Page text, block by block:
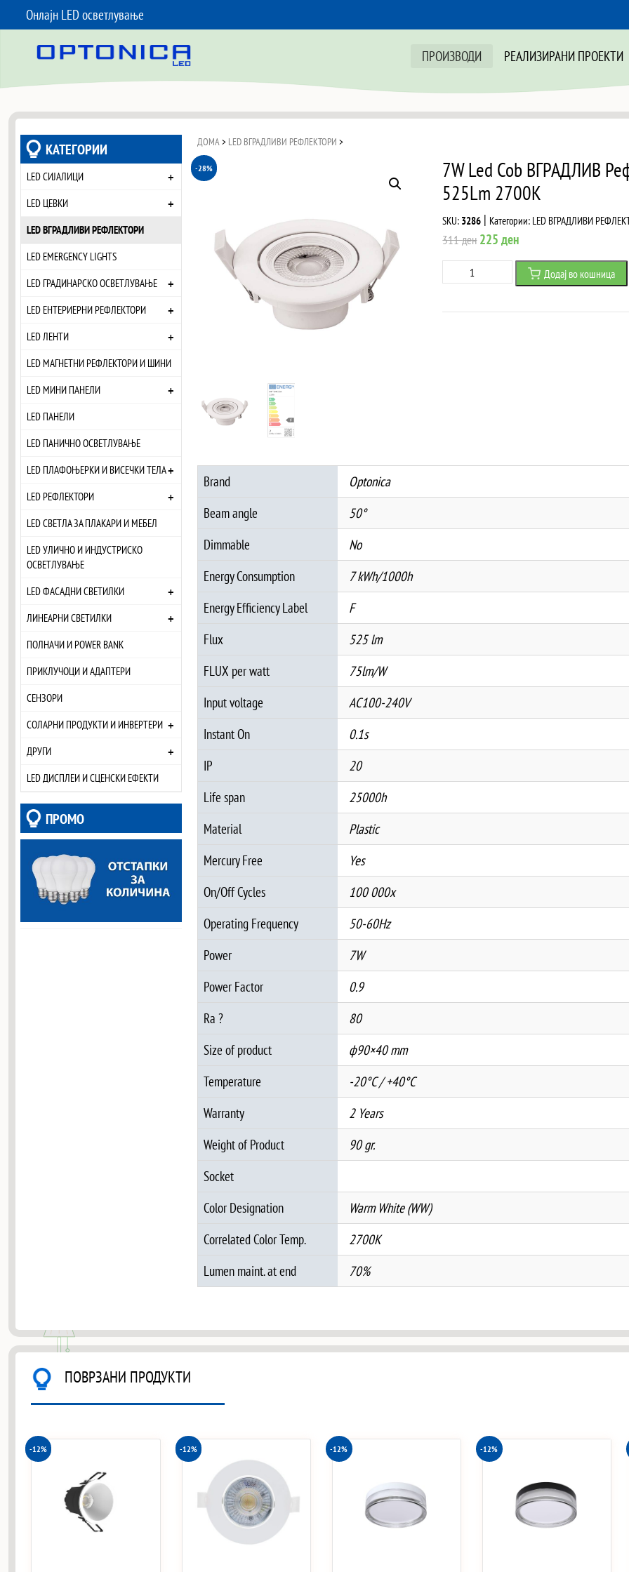
Онлајн LED осветлување
ПРОИЗВОДИ
РЕАЛИЗИРАНИ ПРОЕКТИ
КАТЕГОРИИ
LED СИЈАЛИЦИ +
LED ЦЕВКИ +
LED ВГРАДЛИВИ РЕФЛЕКТОРИ
LED EMERGENCY LIGHTS
LED ГРАДИНАРСКО ОСВЕТЛУВАЊЕ
+
LED ЕНТЕРИЕРНИ РЕФЛЕКТОРИ +
LED ЛЕНТИ +
LED МАГНЕТНИ РЕФЛЕКТОРИ И ШИНИ
LED МИНИ ПАНЕЛИ
+
LED ПАНЕЛИ
LED ПАНИЧНО ОСВЕТЛУВАЊЕ
LED ПЛАФОЊЕРКИ И ВИСЕЧКИ ТЕЛА+
LED РЕФЛЕКТОРИ +
LED СВЕТЛА ЗА ПЛАКАРИ И МЕБЕЛ
LED УЛИЧНО И ИНДУСТРИСКО
ОСВЕТЛУВАЊЕ
LED ФАСАДНИ СВЕТИЛКИ
+
ЛИНЕАРНИ СВЕТИЛКИ +
ПОЛНАЧИ И POWER BANK
ПРИКЛУЧОЦИ И АДАПТЕРИ
СЕНЗОРИ
СОЛАРНИ ПРОДУКТИ И ИНВЕРТЕРИ +
ДРУГИ +
LED ДИСПЛЕИ И СЦЕНСКИ ЕФЕКТИ
ПРОМО
ДОМА > LED ВГРАДЛИВИ РЕФЛЕКТОРИ >
-28%
7W Led Cob ВГРАДЛИВ
525Lm 2700K
SKU: 3286 | Категории: LED ВГРАДЛИВИ
311ден Original
price
225денCurrent
price
Led
Cob
2700K
Додај во кошница
Brand
Optonica
Beam angle
50°
Dimmable
No
Energy Consumption
7 kWh/1000h
Energy Efficiency Label
F
Flux
525 lm
FLUX per watt
75lm/W
Input voltage
AC100-240V
Instant On
0.1s
IP
20
Life span
25000h
Material
Plastic
Mercury Free
Yes
On/Off Cycles
100 000x
Operating Frequency
50-60Hz
Power
7W
Power Factor
0.9
Ra ?
80
Size of product
ф90×40 mm
Temperature
-20°C / +40°C
Warranty
2 Years
Weight of Product
90 gr.
Socket
Color Designation
Warm White (WW)
Correlated Color Temp.
2700K
Lumen maint. at end
70%
ПОВРЗАНИ ПРОДУКТИ
-12% -12% -12% -12%